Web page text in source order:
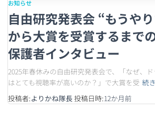
お知らせ
自由研究発表会 “もうや
から大賞を受賞するまで
保護者インタビュー
2025年春休みの自由研究発表会で、「なぜ、ド
はとても視聴率が高いのか？」で大賞を受 続
投稿者:よりかね隊長投稿日時:12か月前